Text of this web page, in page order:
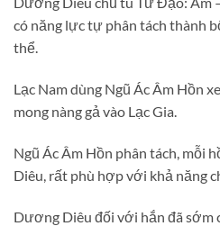
có năng lực tự phân tách thành
thể.
Lạc Nam dùng Ngũ Ác Âm Hồn
mong nàng gả vào Lạc Gia.
Ngũ Ác Âm Hồn phân tách, mỗi
Diêu, rất phù hợp với khả năng
Dương Diêu đối với hắn đã sớm